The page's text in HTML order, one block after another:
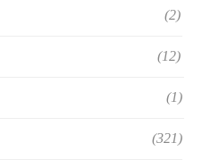
(2)
(12)
(1)
(321)